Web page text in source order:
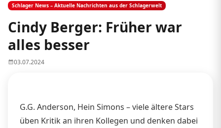
Schlager News – Aktuelle Nachrichten aus der Schlagerwelt
Cindy Berger: Früher war
alles besser
03.07.2024
G.G. Anderson, Hein Simons – viele ältere Stars
üben Kritik an ihren Kollegen und denken dabei